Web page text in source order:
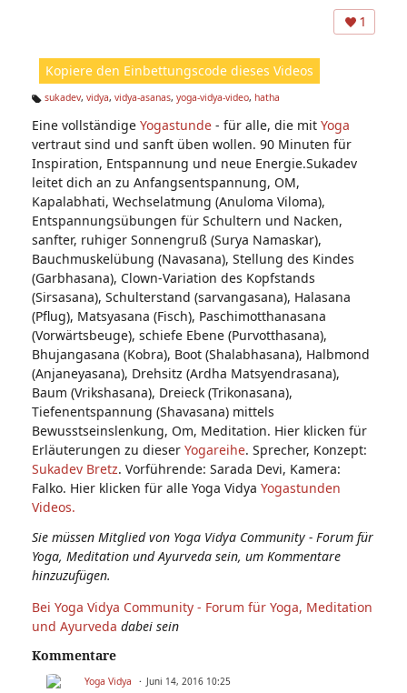
ic
1
Kopiere den Einbettungscode dieses Videos
g
s:
sukadev, vidya, vidya-asanas, yoga-vidya-video, hatha
Eine vollständige Yogastunde - für alle, die mit Yoga
vertraut sind und sanft üben wollen. 90 Minuten für
Inspiration, Entspannung und neue Energie.Sukadev
leitet dich an zu Anfangsentspannung, OM,
Kapalabhati, Wechselatmung (Anuloma Viloma),
Entspannungsübungen für Schultern und Nacken,
sanfter, ruhiger Sonnengruß (Surya Namaskar),
Bauchmuskelübung (Navasana), Stellung des Kindes
(Garbhasana), Clown-Variation des Kopfstands
(Sirsasana), Schulterstand (sarvangasana), Halasana
(Pflug), Matsyasana (Fisch), Paschimotthanasana
(Vorwärtsbeuge), schiefe Ebene (Purvotthasana),
Bhujangasana (Kobra), Boot (Shalabhasana), Halbmond
(Anjaneyasana), Drehsitz (Ardha Matsyendrasana),
Baum (Vrikshasana), Dreieck (Trikonasana),
Tiefenentspannung (Shavasana) mittels
Bewusstseinslenkung, Om, Meditation. Hier klicken für
Erläuterungen zu dieser Yogareihe. Sprecher, Konzept:
Sukadev Bretz. Vorführende: Sarada Devi, Kamera:
Falko. Hier klicken für alle Yoga Vidya Yogastunden
Videos.
Sie müssen Mitglied von Yoga Vidya Community - Forum für
Yoga, Meditation und Ayurveda sein, um Kommentare
hinzuzufügen.
Bei Yoga Vidya Community - Forum für Yoga, Meditation
und Ayurveda dabei sein
Kommentare
Yoga Vidya Juni 14, 2016 10:25